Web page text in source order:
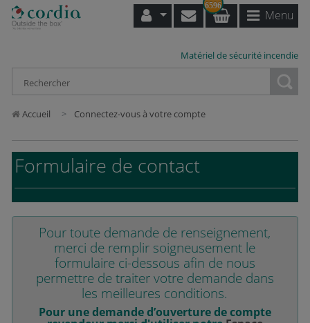
6596
Menu
Matériel de sécurité incendie
Accueil Connectez-vous à votre compte
Formulaire de contact
Pour toute demande de renseignement,
merci de remplir soigneusement le
formulaire ci-dessous afin de nous
permettre de traiter votre demande dans
les meilleures conditions.
Pour une demande d’ouverture de compte